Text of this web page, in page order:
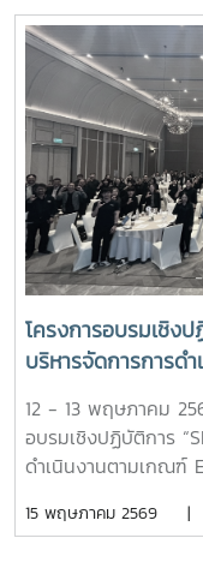
การบริหารความเสี่ยง
และการปฏิบัติงานได้
พร้อมทั้งการแลกเป
ทั้งนี้ ได้รับเกียรติจาก
ศูนย์บริหารความเสี่ย
ผู้ทรงคุณวุฒิด้านการาบ
ความรู้และแลกเปลี่ยน
กิจกรรมภายในโครงก
บริหารความเสี่ยงที่เกี่
EdPEx - การค้นหาปร
บริหารความเสี่ยง การ
ความเสี่ยง (KRI) - วิ
ผลลัพธ์ - Al for Risk
การบริหารความเสี่ย
ทำแผนบริหารความเสี่
เสี่ยง ให้ผู้บริหารเข้าใ
ในการสร้างโอกาส ยก
โครงการอบรมเชิง
บริหารจัดการการด
12 - 13 พฤษภาคม
อบรมเชิงปฏิบัติการ
ดำเนินงานตามเกณฑ์
ความรู้ ความเข้าใจ แล
15 พฤษภาคม 2569